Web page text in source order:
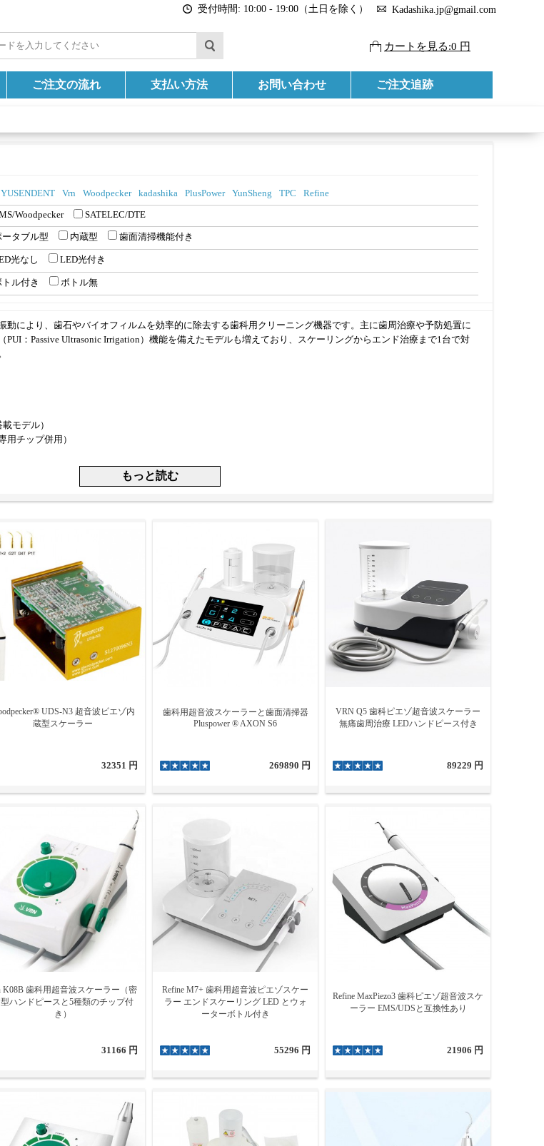
受付時間: 10:00 - 19:00（土日を除く） Kadashika.jp@gmail.com
カートを見る:0 円
ご注文の流れ 支払い方法 お問い合わせ ご注文追跡
YUSENDENT Vrn Woodpecker kadashika PlusPower YunSheng TPC Refine
Woodpecker SATELEC/DTE
ータブル型 内蔵型 歯面清掃機能付き
光なし LED光付き
トル付き ボトル無
動により、歯石やバイオフィルムを効率的に除去する歯科用クリーニング機器です。主に歯周治療や予防処置に
：Passive Ultrasonic Irrigation）機能を備えたモデルも増えており、スケーリングからエンド治療まで1台で対
モデル）
用チップ併用）
根管洗浄にも適している。現在の主流。
端チップに高速微細振動を発生させることで、物理的に汚れを除去します。さらに、水のキャビテーション効果
や歯周ポケットの微細な汚れやバイオフィルムも除去します。根管洗浄においては、専用の細径チップと低出力
ンプラント対応など）
給）
、DTEなど）UDS-N3 超音波ピエゾ内
蔵型スケーラー
32351 円
歯科用超音波スケーラーと歯面清掃器
Pluspower ® AXON S6
269890 円
VRN Q5 歯科ピエゾ超音波スケーラー
無痛歯周治療 LEDハンドピース付き
89229 円
K08B 歯科用超音波スケーラー（密
ハンドピースと5種類のチップ付
き）
31166 円
Refine M7+ 歯科用超音波ピエゾスケー
ラー エンドスケーリング LED とウォ
ーターボトル付き
55296 円
Refine MaxPiezo3 歯科ピエゾ超音波スケ
ーラー EMS/UDSと互換性あり
21906 円